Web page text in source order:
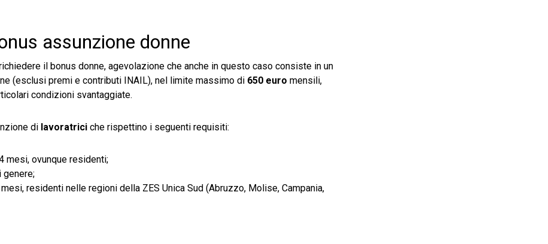
assunzione donne
il bonus donne, agevolazione che anche in questo caso consiste in un
(esclusi premi e contributi INAIL), nel limite massimo di 650 euro mensili,
condizioni svantaggiate.
di lavoratrici che rispettino i seguenti requisiti:
mesi, ovunque residenti;
residenti nelle regioni della ZES Unica Sud (Abruzzo, Molise, Campania,